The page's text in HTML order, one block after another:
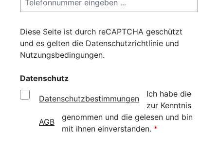
Diese Seite ist durch reCAPTCHA geschützt
und es gelten die Datenschutzrichtlinie und
Nutzungsbedingungen.
Datenschutz
Ich habe die
Datenschutzbestimmungen
zur Kenntnis
genommen und die
AGB
gelesen und bin
mit ihnen einverstanden. *